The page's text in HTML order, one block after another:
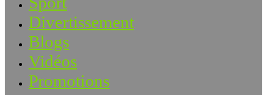
Divertissement
Blogs
Vidéos
Promotions